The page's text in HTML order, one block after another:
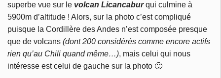
superbe vue sur le volcan Licancaburqui culmine à
5900m d’altitude ! Alors, sur la photo c’est compliqué
puisque la Cordillère des Andes n’est composée presque
que de volcans (dont 200 considérés comme encore actifs
rien qu’au Chili quand même…), mais celui qui nous
intéresse est celui de gauche sur la photo 🙂